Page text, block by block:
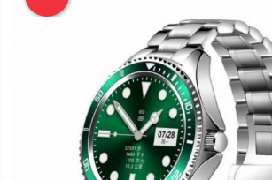
Telefoane mobile Ulefone
Telefoane mobile Unihertz
Telefoane mobile Cubot
Telefoane mobile Blackview
Telefoane mobile OSCAL
Telefoane mobile Fossibot
Telefoane mobile Lagenio